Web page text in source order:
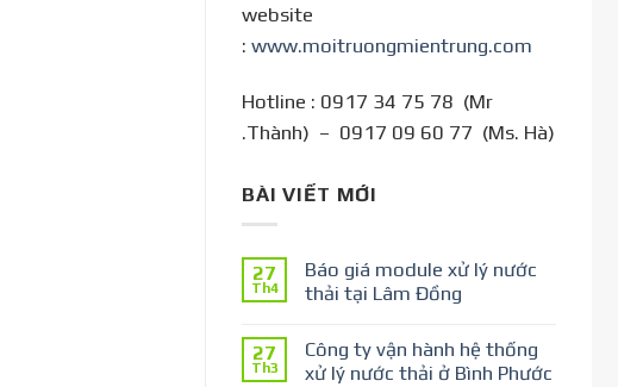
website
: www.moitruongmientrung.com
Hotline : 0917 34 75 78 (Mr
.Thành) – 0917 09 60 77 (Ms. Hà)
BÀI VIẾT MỚI
27
Th4
Báo giá module xử lý nước
thải tại Lâm Đồng
27
Th3
Công ty vận hành hệ thống
xử lý nước thải ở Bình Phước